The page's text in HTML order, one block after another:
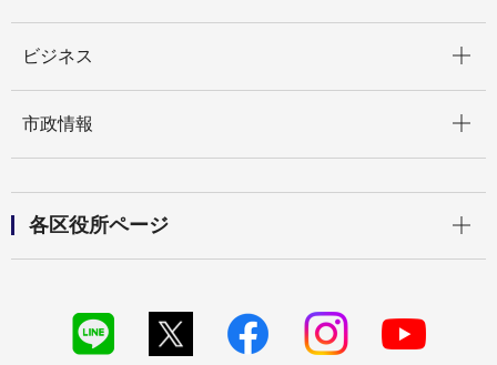
ビジネス
市政情報
各区役所ページ